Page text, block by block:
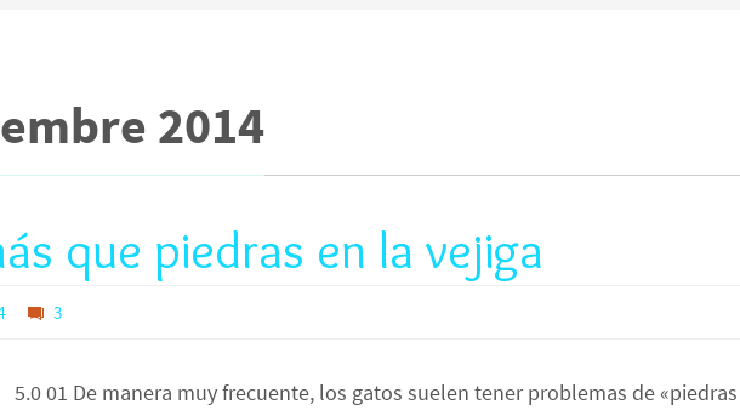
2014
que piedras en la vejiga
3
5.0 01 De manera muy frecuente, los gatos suelen tener problemas de «piedras